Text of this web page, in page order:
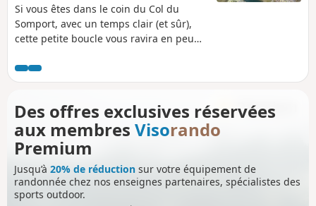
Si vous êtes dans le coin du Col du
Somport, avec un temps clair (et sûr),
cette petite boucle vous ravira en peu
parvenez rapidement à pied d'œuvre, et
le parcours de crêtes vous permettra
manière originale. Itinéraire non balisé,
mais bien tracé.
Des offres exclusives réservées
aux membres Visorando
Premium
Jusqu’à 20% de réduction sur votre équipement de
randonnée chez nos enseignes partenaires, spécialistes des
sports outdoor.